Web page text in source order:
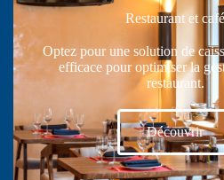
Restaurant et café
Optez pour une solution de
efficace pour optimiser la
restaurant.
Découvrir